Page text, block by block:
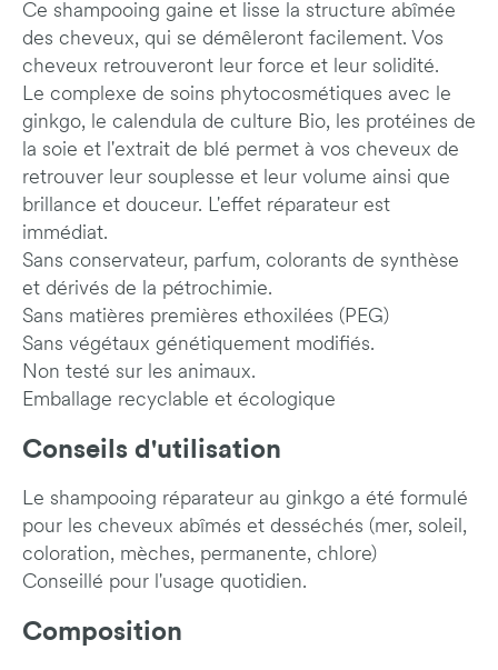
Ce shampooing gaine et lisse la structure abîmée
des cheveux, qui se démêleront facilement. Vos
cheveux retrouveront leur force et leur solidité.
Le complexe de soins phytocosmétiques avec le
ginkgo, le calendula de culture Bio, les protéines de
la soie et l'extrait de blé permet à vos cheveux de
retrouver leur souplesse et leur volume ainsi que
brillance et douceur. L'effet réparateur est
immédiat.
Sans conservateur, parfum, colorants de synthèse
et dérivés de la pétrochimie.
Sans matières premières ethoxilées (PEG)
Sans végétaux génétiquement modifiés.
Non testé sur les animaux.
Emballage recyclable et écologique
Conseils d'utilisation
Le shampooing réparateur au ginkgo a été formulé
pour les cheveux abîmés et desséchés (mer, soleil,
coloration, mèches, permanente, chlore)
Conseillé pour l'usage quotidien.
Composition